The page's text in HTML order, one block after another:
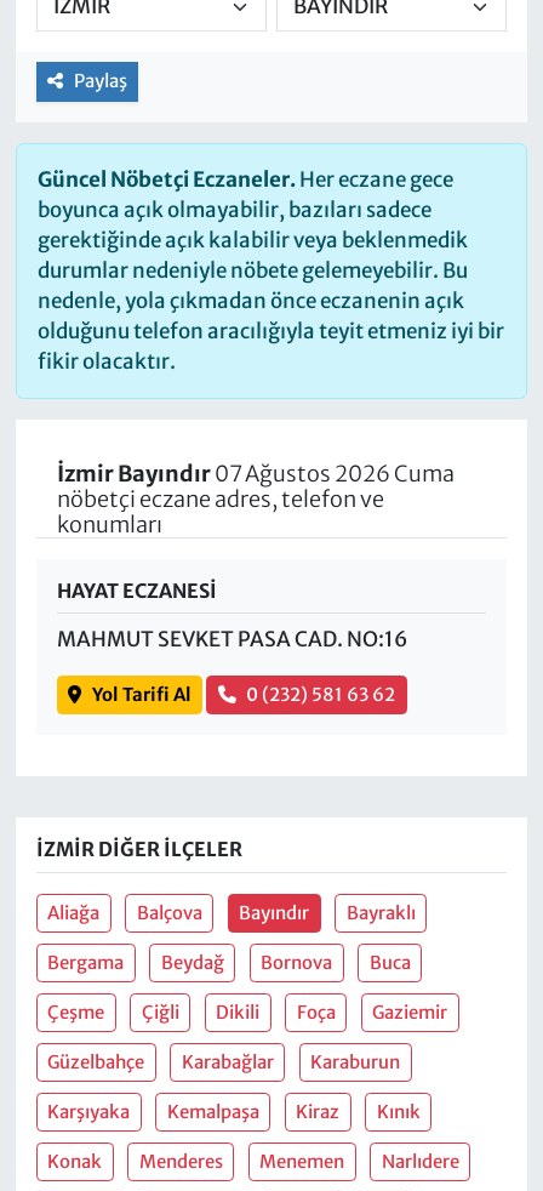
Paylaş
Güncel Nöbetçi Eczaneler.Her eczane gece
boyunca açık olmayabilir, bazıları sadece
gerektiğinde açık kalabilir veya beklenmedik
durumlar nedeniyle nöbete gelemeyebilir. Bu
nedenle, yola çıkmadan önce eczanenin açık
olduğunu telefon aracılığıyla teyit etmeniz iyi bir
fikir olacaktır.
İzmir Bayındır07 Ağustos 2026 Cuma
nöbetçi eczane adres, telefon ve
konumları
HAYAT ECZANESİ
MAHMUT SEVKET PASA CAD. NO:16
Yol Tarifi Al 0 (232) 581 63 62
İZMIR DIĞER İLÇELER
Aliağa Balçova Bayındır Bayraklı
Bergama Beydağ Bornova Buca
Çeşme Çiğli Dikili Foça Gaziemir
Güzelbahçe Karabağlar Karaburun
Karşıyaka Kemalpaşa Kiraz Kınık
Konak Menderes Menemen Narlıdere